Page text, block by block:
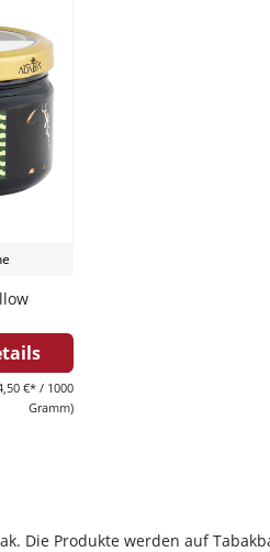
€* / 1000
Gramm)
Die Produkte werden auf
die